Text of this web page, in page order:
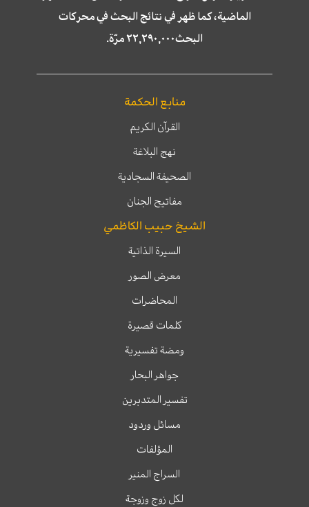
الماضية، كما ظهر في نتائج البحث في محركات
البحث٢٢,٢٩٠,٠٠٠ مرّة.
منابع الحكمة
القرآن الكريم
نهج البلاغة
الصحيفة السجادية
مفاتيح الجنان
الشيخ حبيب الكاظمي
السيرة الذاتية
معرض الصور
المحاضرات
كلمات قصيرة
ومضة تفسيرية
جواهر البحار
تفسير المتدبرين
مسائل وردود
المؤلفات
السراج المنير
لكل زوج وزوجة